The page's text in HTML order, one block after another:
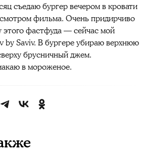
съедаю бургер вечером в кровати
фильма. Очень придирчиво
фастфуда — сейчас мой
by Saviv. В бургере убираю верхнюю
брусничный джем.
в мороженое.